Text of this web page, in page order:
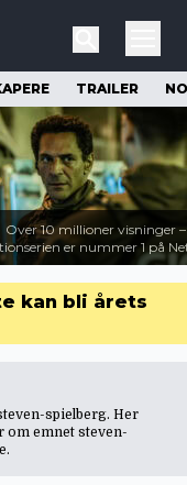
TRAILER
Over 10 millioner visninger
er nummer 1 på
kan bli årets
spielberg. Her
om emnet steven-
.